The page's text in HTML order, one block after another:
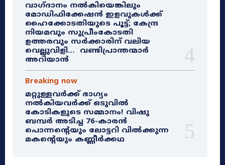
വാഗ്ദാനം നൽകിയെങ്കിലും
മോഡിഫിക്കേഷൻ ഇളവുകൾക്ക്
ഹൈക്കോടതിയുടെ പൂട്ട്; കേന്ദ്ര
നിയമവും സുപ്രീംകോടതി
ഉത്തരവും സർക്കാരിന് വലിയ
വെല്ലുവിളി… വണ്ടിപ്രാന്തന്മാർ
അറിയാൻ
Breaking now
മറ്റുള്ളവർക്ക് ഭാഗ്യം
നൽകിയവർക്ക് ഒടുവിൽ
കോടികളുടെ സമ്മാനം! വിഷു
ബമ്പർ അടിച്ച 76-കാരൻ
പൊന്നന്റെയും ലോട്ടറി വിൽക്കുന്ന
മകന്റെയും കണ്ണീർക്കഥ